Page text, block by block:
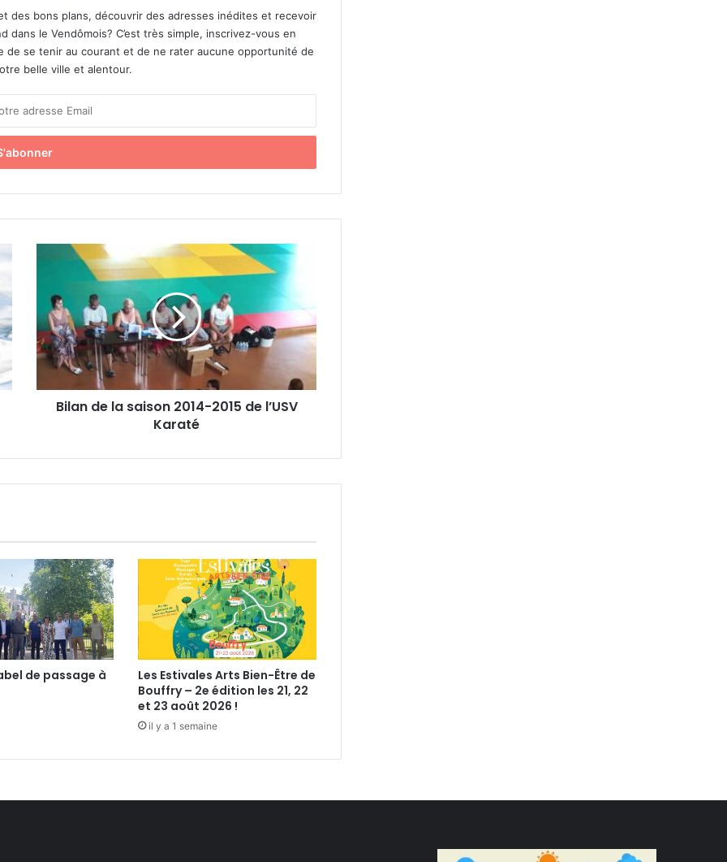
des bons plans, découvrir des adresses inédites et recevoir
le Vendômois? C’est très simple, inscrivez-vous en
de se tenir au courant et de ne rater aucune opportunité de
belle ville et alentour.
n
d
e
a
s
1
4
-
2
0
1
5
d
e
V
a
Bilan de la saison 2014-2015 de l’USV
Karaté
de passage à
Les Estivales Arts Bien-Être de
Bouffry – 2e édition les 21, 22
et 23 août 2026 !
il y a 1 semaine